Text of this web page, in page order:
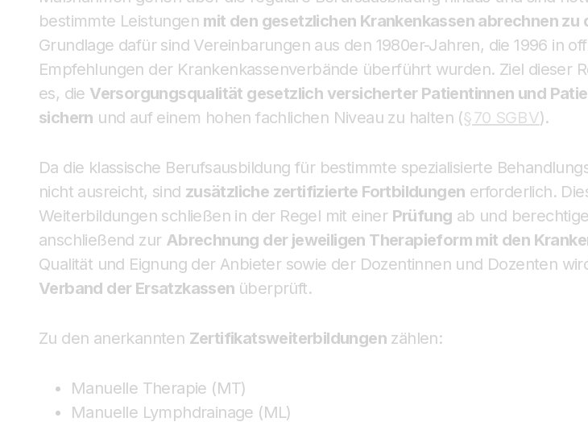
bestimmte Leistungen mit den gesetzlichen Krankenkassen abrechnen zu
Grundlage dafür sind Vereinbarungen aus den 1980er-Jahren, die 1996 in
Empfehlungen der Krankenkassenverbände überführt wurden. Ziel dieser
es, die Versorgungsqualität gesetzlich versicherter Patientinnen und
sichern und auf einem hohen fachlichen Niveau zu halten (§ 70 SGB V).
Da die klassische Berufsausbildung für bestimmte spezialisierte
nicht ausreicht, sind zusätzliche zertifizierte Fortbildungen erforderlich.
Weiterbildungen schließen in der Regel mit einer Prüfung ab und
anschließend zur Abrechnung der jeweiligen Therapieform mit den
Qualität und Eignung der Anbieter sowie der Dozentinnen und Dozenten
Verband der Ersatzkassen überprüft.
Zu den anerkannten Zertifikatsweiterbildungen zählen:
Manuelle Therapie (MT)
Manuelle Lymphdrainage (ML)